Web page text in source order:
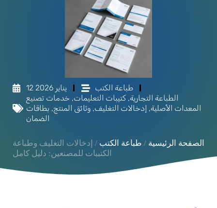
12 يناير 2026
طباعة الكتب
الطباعة التجارية,كتيبات التعليمات, خدمات تصنيع
المعدات الأصلية, إدخالات التغليف,وثائق المنتج, بطاقات
الضمان
الصفحة الرئيسية / طباعة الكتب / إدخالات التغليف وطباعة
الكتيبات للمصنعين: دليل كامل